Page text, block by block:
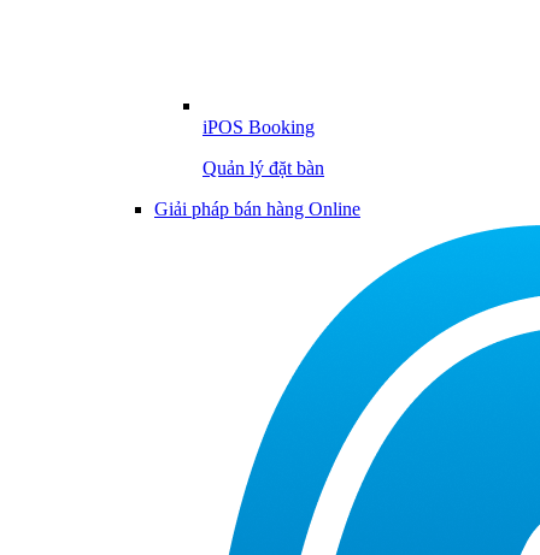
iPOS Booking
Quản lý đặt bàn
Giải pháp bán hàng Online